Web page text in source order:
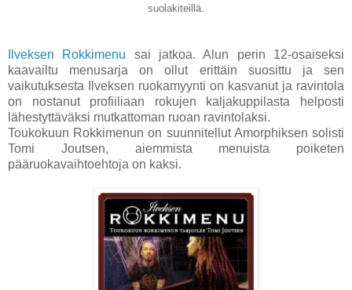
suolakiteillä.
Ilveksen Rokkimenu sai jatkoa. Alun perin 12-osaiseksi
kaavailtu menusarja on ollut erittäin suosittu ja sen
vaikutuksesta Ilveksen ruokamyynti on kasvanut ja ravintola
on nostanut profiiliaan rokujen kaljakuppilasta helposti
lähestyttäväksi mutkattoman ruoan ravintolaksi.
Toukokuun Rokkimenun on suunnitellut Amorphiksen solisti
Tomi Joutsen, aiemmista menuista poiketen
pääruokavaihtoehtoja on kaksi.